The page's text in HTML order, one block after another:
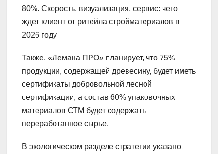
80%. Скорость, визуализация, сервис: чего
ждёт клиент от ритейла стройматериалов в
2026 году
Также, «Лемана ПРО» планирует, что 75%
продукции, содержащей древесину, будет иметь
сертификаты добровольной лесной
сертификации, а состав 60% упаковочных
материалов СТМ будет содержать
переработанное сырье.
В экологическом разделе стратегии указано,